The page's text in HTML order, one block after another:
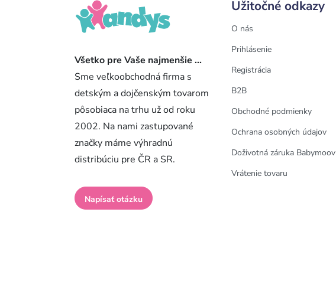
Všetko pre Vaše najmenšie ...
Sme veľkoobchodná firma s
detským a dojčenským tovarom
pôsobiaca na trhu už od roku
2002. Na nami zastupované
značky máme výhradnú
distribúciu pre ČR a SR.
Napísať otázku
Užitočné odkazy
O nás
Prihlásenie
Registrácia
B2B
Obchodné podmienky
Ochrana osobných údajov
Doživotná záruka Babymoov
Vrátenie tovaru